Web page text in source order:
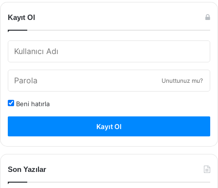
Kayıt Ol
Unuttunuz mu?
Beni hatırla
Kayıt Ol
Son Yazılar